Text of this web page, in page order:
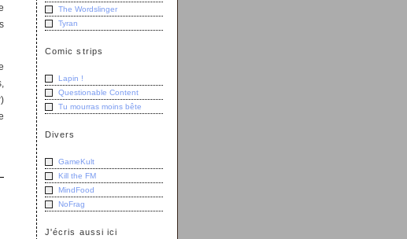
The Wordslinger
Tyran
Comic strips
Lapin !
Questionable Content
Tu mourras moins bête
Divers
GameKult
Kill the FM
MindFood
NoFrag
J'écris aussi ici